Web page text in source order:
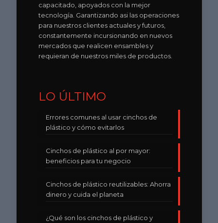
capacitado, apoyados con la mejor
tecnología. Garantizando asi las operaciones
para nuestros clientes actuales y futuros,
constantemente incursionando en nuevos
mercados que realicen ensambles y
requieran de nuestros miles de productos.
LO ÚLTIMO
Errores comunes al usar cinchos de
plástico y cómo evitarlos
Cinchos de plástico al por mayor:
beneficios para tu negocio
Cinchos de plástico reutilizables: Ahorra
dinero y cuida el planeta
¿Qué son los cinchos de plástico y